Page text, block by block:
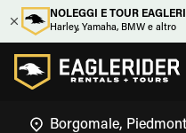
NOLEGGI E TOUR
Harley, Yamaha, BMW e altro